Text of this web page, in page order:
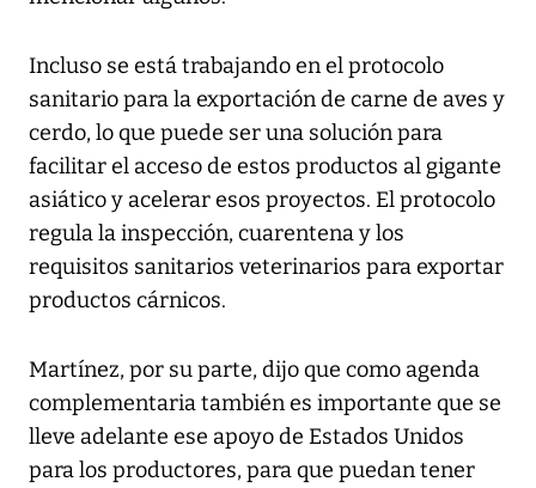
Incluso se está trabajando en el protocolo
sanitario para la exportación de carne de aves y
cerdo, lo que puede ser una solución para
facilitar el acceso de estos productos al gigante
asiático y acelerar esos proyectos. El protocolo
regula la inspección, cuarentena y los
requisitos sanitarios veterinarios para exportar
productos cárnicos.
Martínez, por su parte, dijo que como agenda
complementaria también es importante que se
lleve adelante ese apoyo de Estados Unidos
para los productores, para que puedan tener